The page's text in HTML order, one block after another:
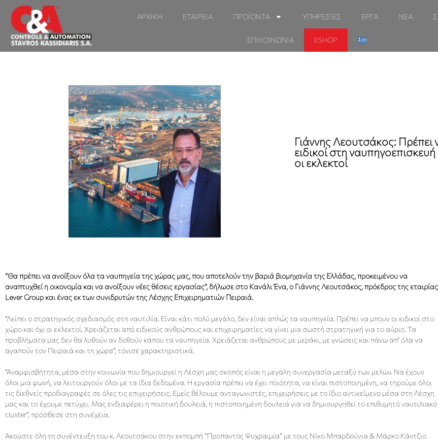
ΑΡΧΙΚΗ ΕΤΑΙΡΕΙΑ ΠΡΟΪΟΝΤΑ ΥΠΗΡΕΣΙΕΣ ΕΡΓΑ ΝΕΑ
ΕΠΙΚΟΙΝΩΝΙΑ ESHOP
Γιάννης Λεουτσάκος: Πρέπει
ειδικοί στη ναυπηγοεπισκευή
οι εκλεκτοί
“Θα πρέπει να ανοίξουν όλα τα ναυπηγεία της χώρας μας, που αποτελούν την βαριά βιομηχανία της Ελλάδας, προκειμένου να
αναπτυχθεί η οικονομία και να ανοίξουν νέες θέσεις εργασίας”, δήλωσε στο Κανάλι Ένα, ο Γιάννης Λεουτσάκος, πρόεδρος της εταιρίας
Lever Group και ένας εκ των συνιδρυτών της Λέσχης Επιχειρηματιών Πειραιά.
“Λείπει ο στρατηγικός σχεδιασμός στη ναυτιλία. Είναι κάτι πολύ μεγάλο, δεν είναι απλώς τα ναυπηγεία. Πρέπει να μπουν οι ειδικοί στο
χώρο και όχι οι εκλεκτοί. Χρειάζεται από ειδικούς ανθρώπους και επιχειρηματίες να γίνει μια σωστή στρατηγική για το αύριο. Τα
προβλήματα μας δεν θα λυθούν αν δοθούν κάπου τα ναυπηγεία. Χρειάζεται ανθρώπους με μεράκι, με γνώσεις και πάνω απ’ όλα να
αγαπούν τον Πειραιά και τη χώρα”, τόνισε χαρακτηριστικά.
“Αναμφισβήτητα, μέσα στην κοινωνία που δημιουργεί η Λέσχη μας σκοπός είναι η μεγάλη συνεργασία μεταξύ των μελών. Να έχουν
όλοι μια φωνή, να λειτουργούν όλοι με τα ίδια δεδομένα. Η εργασία πρέπει να έχει ποιότητα, να είναι πιστοποιημένη, να τηρούμε όλοι
τις διεθνείς προδιαγραφές σε όλες τις επιχειρήσεις. Εμείς θέλουμε ανταγωνιστές, επιχειρήσεις με το ίδιο αντικείμενο μέσα στη Λέσχη
μας και το έχουμε πετύχει. Μας ενδιαφέρει η ποιοτική δουλειά, η πιστοποιημένη δουλειά για να δημιουργηθεί το επιθυμητό ναυτιλιακό
cluster”, πρόσθεσε στη συνέχεια.
Ακούστε όλη τη συνέντευξη του κ. Λεουτσάκου στην εκπομπή “Προπαντός Ψυχραιμία” με τους Νίκο Μπαρδούνια & Μάρκο Κάντζιο